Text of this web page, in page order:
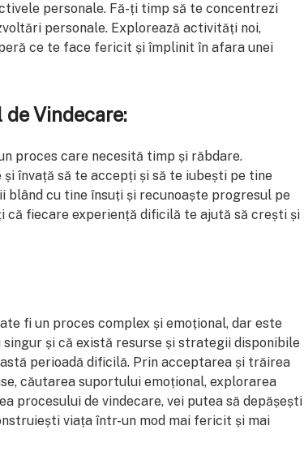
personale. Fă-ți timp să te concentrezi
personale. Explorează activități noi,
ce te face fericit și împlinit în afara unei
Vindecare:
proces care necesită timp și răbdare.
și învață să te accepți și să te iubești pe tine
blând cu tine însuți și recunoaște progresul pe
că fiecare experiență dificilă te ajută să crești și
fi un proces complex și emoțional, dar este
și că există resurse și strategii disponibile
perioadă dificilă. Prin acceptarea și trăirea
căutarea suportului emoțional, explorarea
procesului de vindecare, vei putea să depășești
viața într-un mod mai fericit și mai